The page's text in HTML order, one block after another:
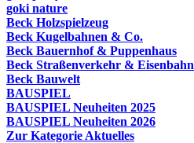
goki nature
Beck Holzspielzeug
Beck Kugelbahnen & Co.
Beck Bauernhof & Puppenhaus
Beck Straßenverkehr & Eisenbahn
Beck Bauwelt
BAUSPIEL
BAUSPIEL Neuheiten 2025
BAUSPIEL Neuheiten 2026
Zur Kategorie Aktuelles